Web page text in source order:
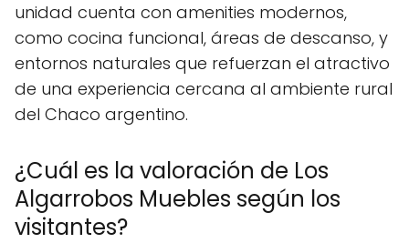
unidad cuenta con amenities modernos,
como cocina funcional, áreas de descanso, y
entornos naturales que refuerzan el atractivo
de una experiencia cercana al ambiente rural
del Chaco argentino.
¿Cuál es la valoración de Los
Algarrobos Muebles según los
visitantes?